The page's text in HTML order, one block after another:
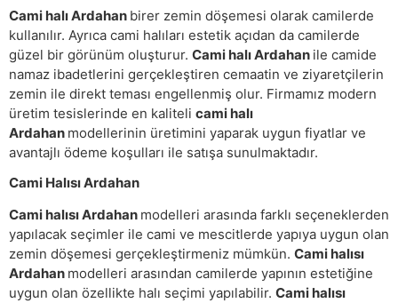
Cami halı Ardahan birer zemin döşemesi olarak camilerde
kullanılır. Ayrıca cami halıları estetik açıdan da camilerde
güzel bir görünüm oluşturur. Cami halı Ardahan ile camide
namaz ibadetlerini gerçekleştiren cemaatin ve ziyaretçilerin
zemin ile direkt teması engellenmiş olur. Firmamız modern
üretim tesislerinde en kaliteli cami halı
Ardahan modellerinin üretimini yaparak uygun fiyatlar ve
avantajlı ödeme koşulları ile satışa sunulmaktadır.
Cami Halısı Ardahan
Cami halısı Ardahan modelleri arasında farklı seçeneklerden
yapılacak seçimler ile cami ve mescitlerde yapıya uygun olan
zemin döşemesi gerçekleştirmeniz mümkün. Cami halısı
Ardahan modelleri arasından camilerde yapının estetiğine
uygun olan özellikte halı seçimi yapılabilir. Cami halısı